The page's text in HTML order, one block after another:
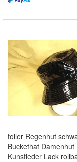
toller Regenhut
Buckethat Damenhut
Kunstleder Lack